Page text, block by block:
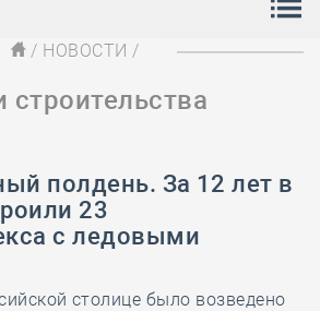
/ НОВОСТИ /
строительства
полдень. За 12 лет в
23
с ледовыми
столице было возведено